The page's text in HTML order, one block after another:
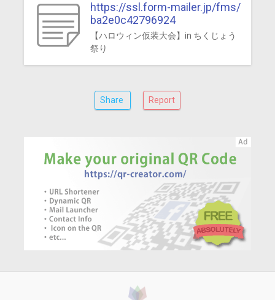
https://ssl.form-mailer.jp/fms/
ba2e0c42796924
【ハロウィン仮装大会】in ちくじょう
祭り
Share Report